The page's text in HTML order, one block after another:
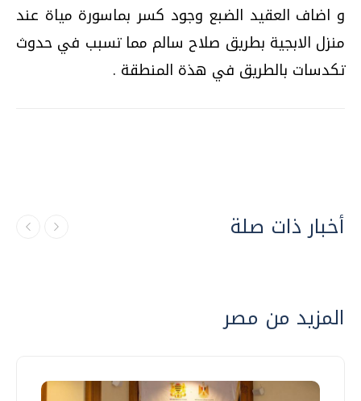
و اضاف العقيد الضبع وجود كسر بماسورة مياة عند
منزل الابجية بطريق صلاح سالم مما تسبب في حدوث
تكدسات بالطريق في هذة المنطقة .
أخبار ذات صلة
المزيد من مصر